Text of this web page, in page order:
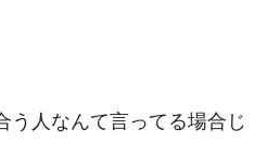
う人なんて言ってる場合じ